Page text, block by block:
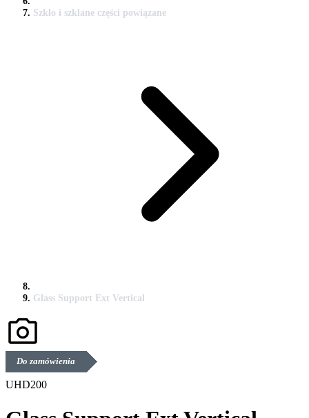
Szkło i szklane części powiązane
Glass Support Ext Vertical
Do zamówienia
UHD200